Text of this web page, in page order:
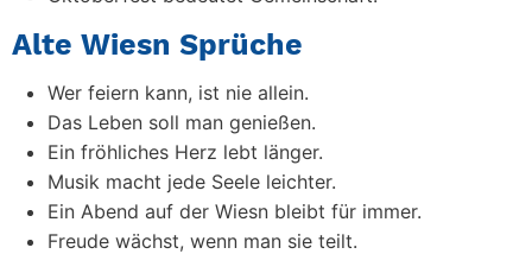
Alte Wiesn Sprüche
Wer feiern kann, ist nie allein.
Das Leben soll man genießen.
Ein fröhliches Herz lebt länger.
Musik macht jede Seele leichter.
Ein Abend auf der Wiesn bleibt für immer.
Freude wächst, wenn man sie teilt.